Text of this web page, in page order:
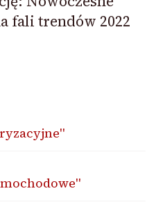
fali trendów 2022